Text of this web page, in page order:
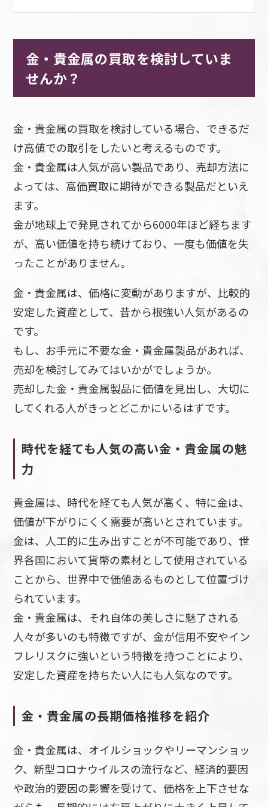
金・貴金属の買取を検討していま
せんか？
金・貴金属の買取を検討している場合、できるだ
け高値での取引をしたいと考えるものです。
金・貴金属は人気が高い製品であり、売却方法に
よっては、高価買取に期待ができる製品だといえ
ます。
金が地球上で発見されてから6000年ほど経ちます
が、高い価値を持ち続けており、一度も価値を失
ったことがありません。
金・貴金属は、価格に変動がありますが、比較的
安定した資産として、昔から根強い人気があるの
です。
もし、お手元に不要な金・貴金属製品があれば、
売却を検討してみてはいかがでしょうか。
売却した金・貴金属製品に価値を見出し、大切に
してくれる人がきっとどこかにいるはずです。
時代を経ても人気の高い金・貴金属の魅
力
貴金属は、時代を経ても人気が高く、特に金は、
価値が下がりにくく需要が高いとされています。
金は、人工的に生み出すことが不可能であり、世
界各国において貨幣の素材として使用されている
ことから、世界中で価値あるものとして位置づけ
られています。
金・貴金属は、それ自体の美しさに魅了される
人々が多いのも特徴ですが、金が信用不安やイン
フレリスクに強いという特徴を持つことにより、
安定した資産を持ちたい人にも人気なのです。
金・貴金属の長期価格推移を紹介
金・貴金属は、オイルショックやリーマンショッ
ク、新型コロナウイルスの流行など、経済的要因
や政治的要因の影響を受けて、価格を上下させな